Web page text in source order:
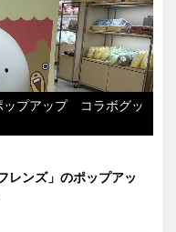
ップアップ コラボグッ
レンズ」のポップアッ